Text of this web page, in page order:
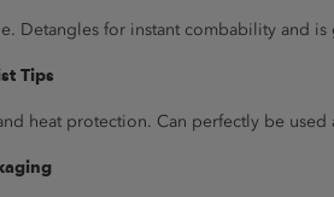
Detangles for instant combability and
Tips
heat protection. Can perfectly be